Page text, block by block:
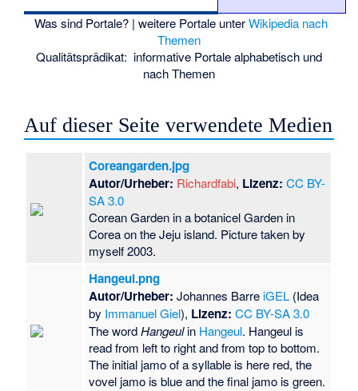
Was sind Portale?| weitere Portale unterWikipedia nach
Themen
Qualitätsprädikat: informative Portalealphabetisch und
nach Themen
Auf dieser Seite verwendete Medien
Coreangarden.jpg
Autor/Urheber: Richardfabi, Lizenz: CC BY-
SA 3.0
Corean Garden in a botanicel Garden in
Corea on the Jeju island. Picture taken by
myself 2003.
Hangeul.png
Autor/Urheber: Johannes Barre iGEL (Idea
by Immanuel Giel), Lizenz: CC BY-SA 3.0
The wordHangeulin Hangeul. Hangeul is
read from left to right and from top to bottom.
The initial jamo of a syllable is here red, the
vovel jamo is blue and the final jamo is green.